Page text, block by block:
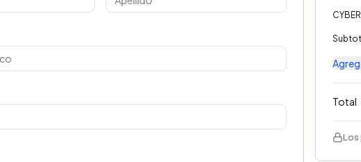
Total
Los